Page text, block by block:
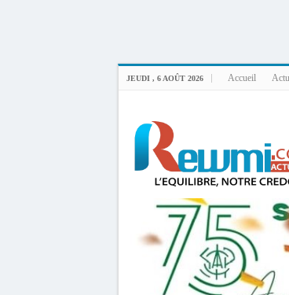
JEUDI , 6 AOÛT 2026 Accueil